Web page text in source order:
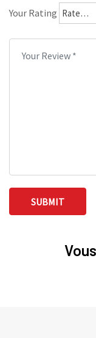
Your Rating